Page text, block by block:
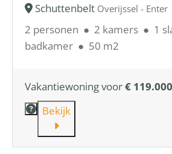
Schuttenbelt Overijssel - Enter
2 personen ● 2 kamers ● 1
badkamer ● 50 m2
Vakantiewoning voor€
Bekijk